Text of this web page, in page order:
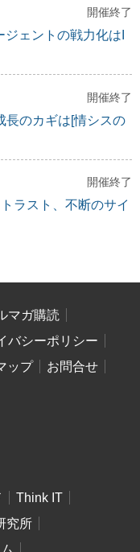
開催終了
ジェントの戦力化はI
開催終了
長のカギは[情シスの
開催終了
ラスト、不断のサイ
マガ購読
バシーポリシー
ップ
お問合せ
Think IT
究所